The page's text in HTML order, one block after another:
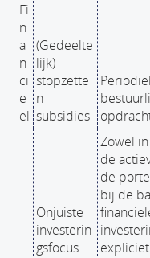
Fi
n
a
n
ci
e
el
(Gedeelte
lijk)
stopzette
n
subsidies
Onjuiste
investerin
gsfocus
Zowel
de
de
bij de